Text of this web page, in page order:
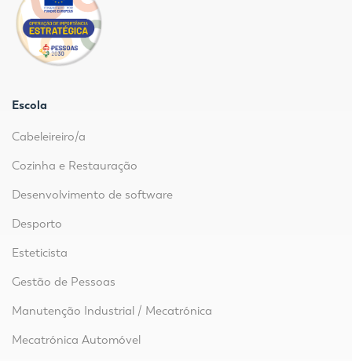
Escola
Cabeleireiro/a
Cozinha e Restauração
Desenvolvimento de software
Desporto
Esteticista
Gestão de Pessoas
Manutenção Industrial / Mecatrónica
Mecatrónica Automóvel